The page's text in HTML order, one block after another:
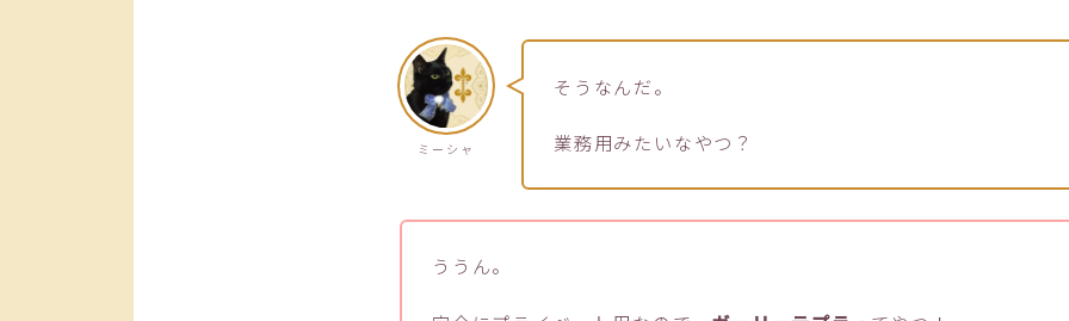
ミーシャ
そうなんだ。
業務用みたいなやつ？
ううん。